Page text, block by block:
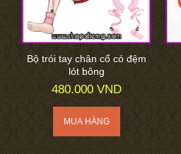
Bộ trói tay chân cổ có đệm
lót bông
480.000 VND